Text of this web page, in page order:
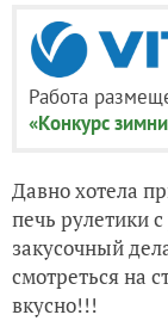
Работа
«Конкурс
Давно хотела
печь рулетики
закусочный
смотреться на
вкусно!!!